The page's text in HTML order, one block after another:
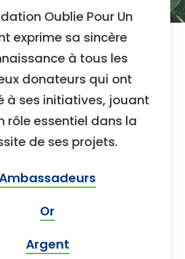
Oublie Pour Un
exprime sa sincère
à tous les
donateurs qui ont
à ses initiatives, jouant
rôle essentiel dans la
de ses projets.
Or
Argent